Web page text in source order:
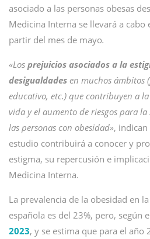
asociado a las personas obesas
Medicina Interna se llevará a cabo
partir del mes de mayo.
«Los prejuicios asociados a la
desigualdades en muchos ámbitos
educativo, etc.) que contribuyen a
vida y el aumento de riesgos para la
las personas con obesidad», indican
estudio contribuirá a conocer y
estigma, su repercusión e
Medicina Interna.
La prevalencia de la obesidad en
española es del 23%, pero, según
2023, y se estima que para el año